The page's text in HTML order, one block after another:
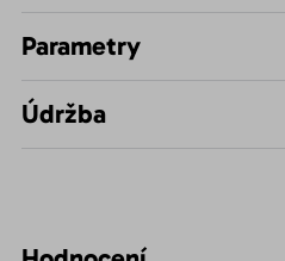
Parametry
Údržba